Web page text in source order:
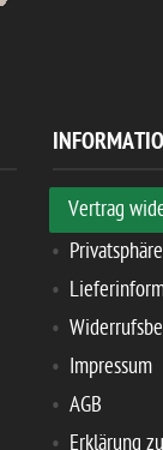
Vertrag
Impressum
AGB
Erklärung